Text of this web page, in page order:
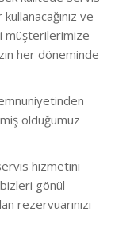
ve
müşterilerimize
her döneminde
olduğumuz
hizmetini
bizleri gönül
rezervuarınızı